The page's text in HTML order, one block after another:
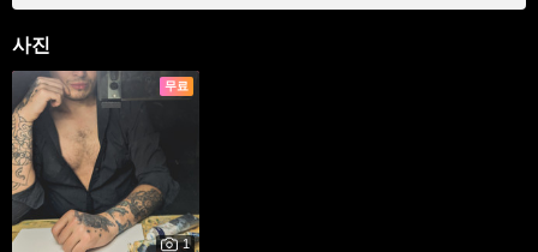
사진
무료
1